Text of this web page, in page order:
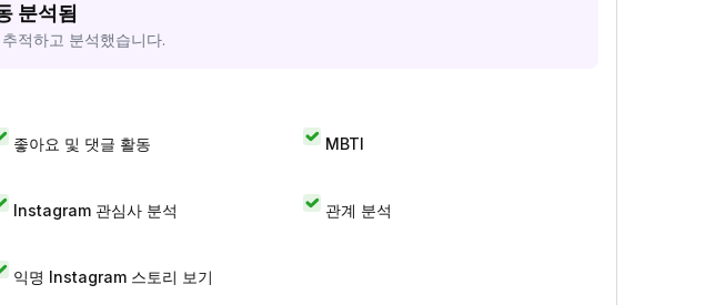
분석됨
적하고 분석했습니다.
좋아요 및 댓글 활동 MBTI
Instagram 관심사 분석 관계 분석
익명 Instagram 스토리 보기